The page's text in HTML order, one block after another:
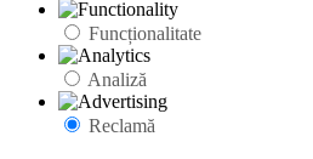
Funcționalitate
Analiză
Reclamă